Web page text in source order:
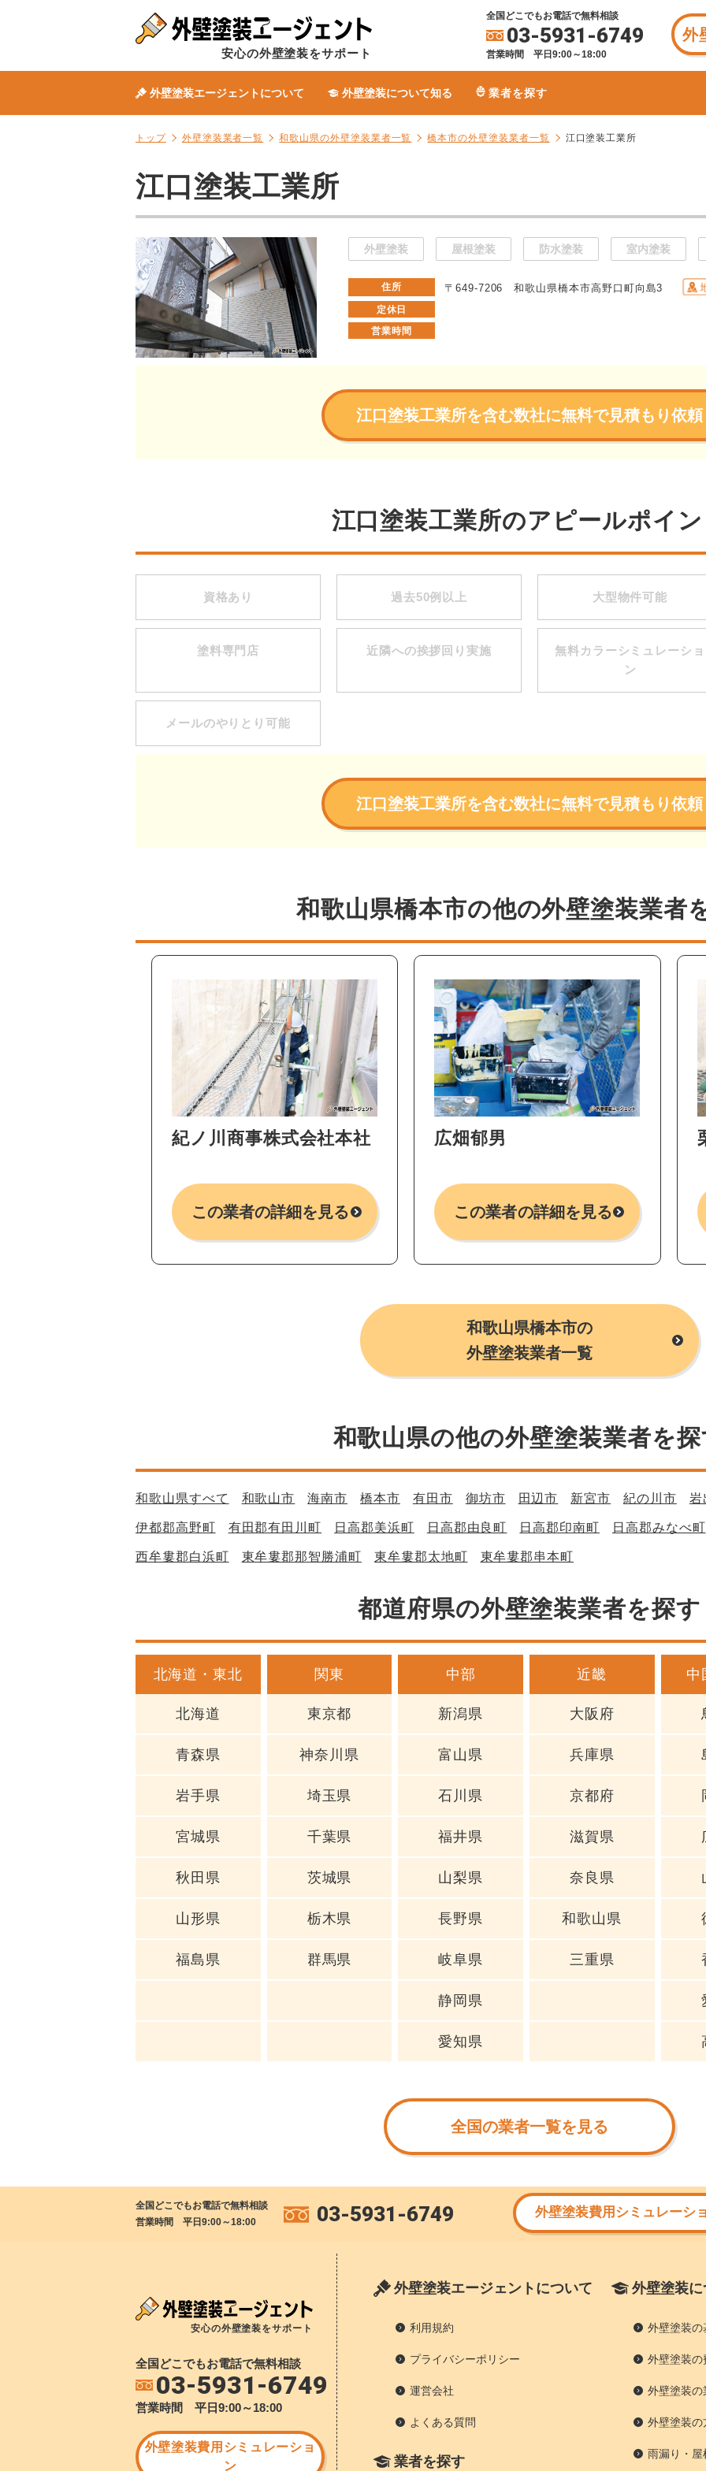
安心の外壁塗装をサポート
全国どこでもお電話で無料相談
03-5931-6749
営業時間 平日9:00～18:00
外
外壁塗装エージェントについて 外壁塗装について知る 業者を探す
トップ 外壁塗装業者一覧 和歌山県の外壁塗装業者一覧 橋本市の外壁塗装業者一覧 江口塗装工業所
江口塗装工業所
外壁塗装 屋根塗装 防水塗装 室内塗装
住所 〒649-7206 和歌山県橋本市高野口町向島3
定休日
営業時間
江口塗装工業所を含む数社に無料で見積もり依頼
江口塗装工業所のアピールポイ
資格あり 過去50例以上 大型物件可能
塗料専門店 近隣への挨拶回り実施
無料カラーシミュレーショ
ン
メールのやりとり可能
江口塗装工業所を含む数社に無料で見積もり依頼
和歌山県橋本市の他の外壁塗装業者
紀ノ川商事株式会社本社
この業者の詳細を見る
広畑郁男
この業者の詳細を見る
和歌山県橋本市の
外壁塗装業者一覧
和歌山県の他の外壁塗装業者を
和歌山県すべて 和歌山市 海南市 橋本市 有田市 御坊市 田辺市 新宮市 紀の川市 岩
伊都郡高野町 有田郡有田川町 日高郡美浜町 日高郡由良町 日高郡印南町 日高郡みなべ町
西牟婁郡白浜町 東牟婁郡那智勝浦町 東牟婁郡太地町 東牟婁郡串本町
都道府県の外壁塗装業者を探す
北海道・東北
北海道
青森県
岩手県
宮城県
秋田県
山形県
福島県
関東
東京都
神奈川県
埼玉県
千葉県
茨城県
栃木県
群馬県
中部
新潟県
富山県
石川県
福井県
山梨県
長野県
岐阜県
静岡県
愛知県
近畿
大阪府
兵庫県
京都府
滋賀県
奈良県
和歌山県
三重県
中
全国の業者一覧を見る
全国どこでもお電話で無料相談
営業時間 平日9:00～18:00
03-5931-6749 外壁塗装費用シミュレーシ
安心の外壁塗装をサポート
全国どこでもお電話で無料相談
03-5931-6749
営業時間 平日9:00～18:00
外壁塗装費用シミュレーショ
ン
外壁塗装エージェントについて
利用規約
プライバシーポリシー
運営会社
よくある質問
業者を探す
外壁塗装
外壁塗装の
外壁塗装の
外壁塗装の
外壁塗装の
雨漏り・屋